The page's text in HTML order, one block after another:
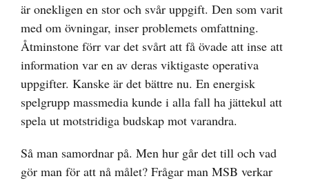
är onekligen en stor och svår uppgift. Den som varit
med om övningar, inser problemets omfattning.
Åtminstone förr var det svårt att få övade att inse att
information var en av deras viktigaste operativa
uppgifter. Kanske är det bättre nu. En energisk
spelgrupp massmedia kunde i alla fall ha jättekul att
spela ut motstridiga budskap mot varandra.
Så man samordnar på. Men hur går det till och vad
gör man för att nå målet? Frågar man MSB verkar